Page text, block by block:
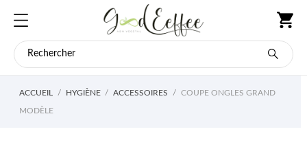
ACCUEIL HYGIÈNE ACCESSOIRES COUPE ONGLES GRAND
MODÈLE